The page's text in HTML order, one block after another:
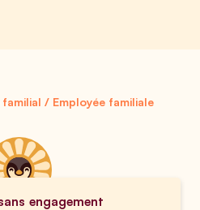
/ Employée familiale
engagement